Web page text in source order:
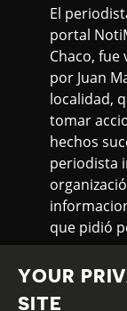
El
portal
Chaco,
por Juan
localidad,
tomar
hechos
periodista
que pidió
Televisión
Vignaroli,
YOUR
SITE